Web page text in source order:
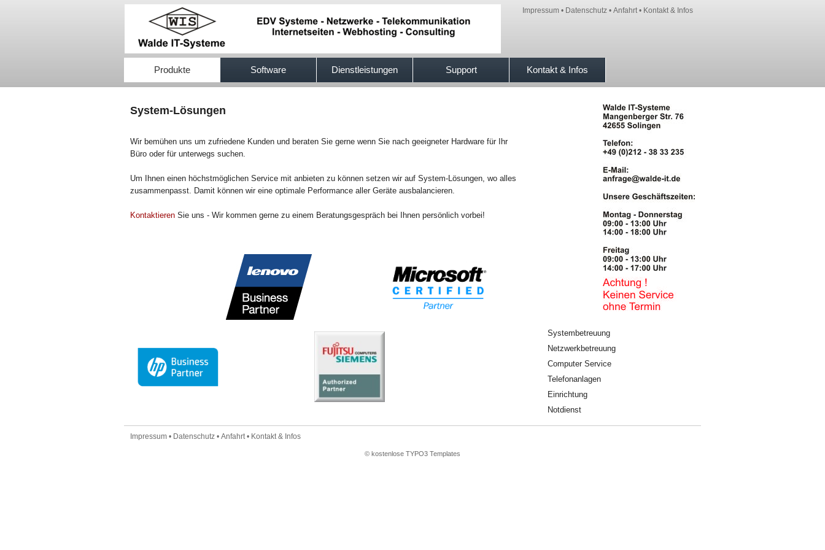
Impressum • Datenschutz • Anfahrt• Kontakt & Infos
Produkte Software Dienstleistungen Support Kontakt & Infos
System-Lösungen
Wir bemühen uns um zufriedene Kunden und beraten Sie gerne wenn Sie nach geeigneter Hardware für Ihr
Büro oder für unterwegs suchen.
Um Ihnen einen höchstmöglichen Service mit anbieten zu können setzen wir auf System-Lösungen, wo alles
zusammenpasst. Damit können wir eine optimale Performance aller Geräte ausbalancieren.
Kontaktieren Sie uns - Wir kommen gerne zu einem Beratungsgespräch bei Ihnen persönlich vorbei!
Systembetreuung
Netzwerkbetreuung
Computer Service
Telefonanlagen
Einrichtung
Notdienst
Impressum • Datenschutz • Anfahrt• Kontakt & Infos
© kostenlose TYPO3 Templates